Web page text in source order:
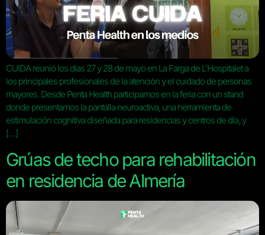
CUIDA reunió los días 27 y 28 de mayo en La Farga de L’Hospitalet a
los principales profesionales de la atención y el cuidado de personas
mayores. Desde Penta Health participamos en la feria con un stand
donde presentamos la pantalla neuroactiva, una herramienta de
estimulación cognitiva diseñada para residencias y centros de día, y
[…]
Grúas de techo para rehabilitación
en residencia de Almería